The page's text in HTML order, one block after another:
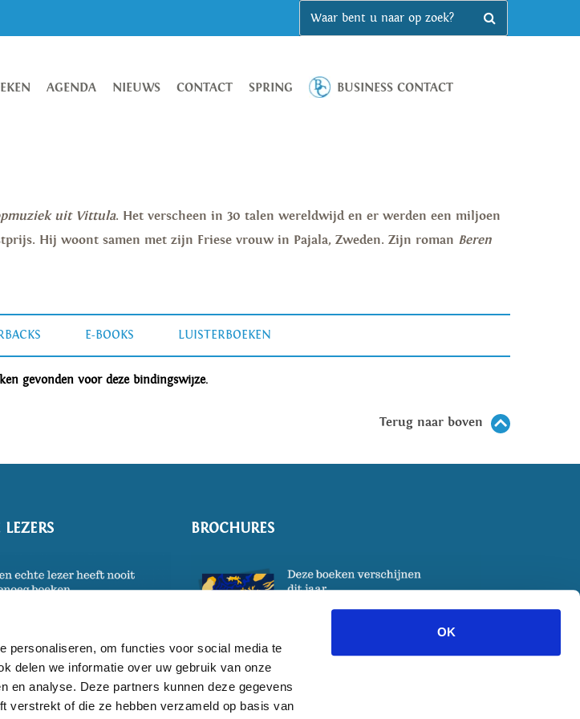
personaliseren, om functies voor social media te
delen we informatie over uw gebruik van onze
en analyse. Deze partners kunnen deze gegevens
verstrekt of die ze hebben verzameld op basis van
OK
AGENDA NIEUWS CONTACT SPRING BUSINESS CONTACT
uit Vittula. Het verscheen in 30 talen wereldwijd en er werden een miljoen
Hij woont samen met zijn Friese vrouw in Pajala, Zweden. Zijn roman Beren
E-BOOKS LUISTERBOEKEN
gevonden voor deze bindingswijze.
Terug naar boven
BROCHURES